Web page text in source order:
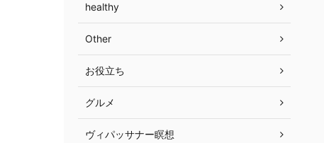
healthy
Other
お役立ち
グルメ
ヴィパッサナー瞑想